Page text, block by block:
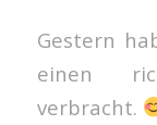
Gestern
einen
verbracht.